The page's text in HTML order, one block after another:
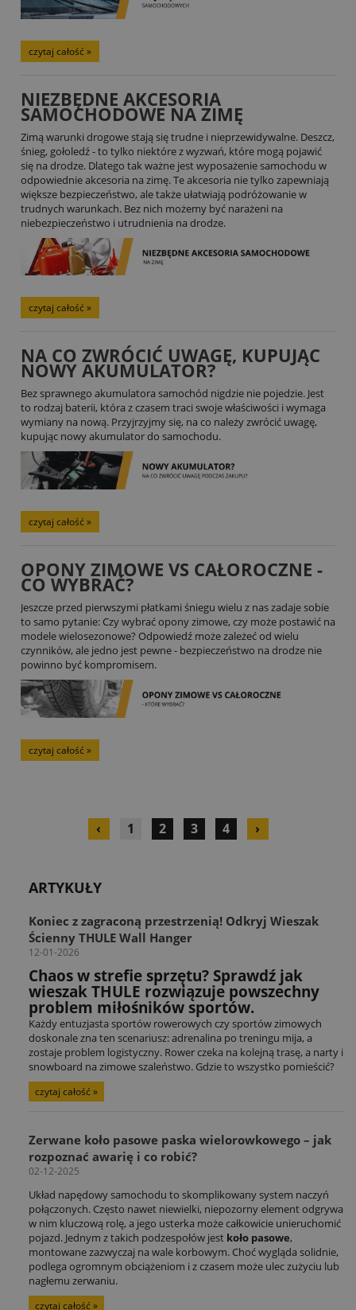
czytaj całość »
NIEZBĘDNE AKCESORIA
SAMOCHODOWE NA ZIMĘ
Zimą warunki drogowe stają się trudne i nieprzewidywalne. Deszcz,
śnieg, gołoledź - to tylko niektóre z wyzwań, które mogą pojawić
się na drodze. Dlatego tak ważne jest wyposażenie samochodu w
odpowiednie akcesoria na zimę. Te akcesoria nie tylko zapewniają
większe bezpieczeństwo, ale także ułatwiają podróżowanie w
trudnych warunkach. Bez nich możemy być narażeni na
niebezpieczeństwo i utrudnienia na drodze.
czytaj całość »
NA CO ZWRÓCIĆ UWAGĘ, KUPUJĄC
NOWY AKUMULATOR?
Bez sprawnego akumulatora samochód nigdzie nie pojedzie. Jest
to rodzaj baterii, która z czasem traci swoje właściwości i wymaga
wymiany na nową. Przyjrzyjmy się, na co należy zwrócić uwagę,
kupując nowy akumulator do samochodu.
czytaj całość »
OPONY ZIMOWE VS CAŁOROCZNE -
CO WYBRAĆ?
Jeszcze przed pierwszymi płatkami śniegu wielu z nas zadaje sobie
to samo pytanie: Czy wybrać opony zimowe, czy może postawić na
modele wielosezonowe? Odpowiedź może zależeć od wielu
czynników, ale jedno jest pewne - bezpieczeństwo na drodze nie
powinno być kompromisem.
czytaj całość »
‹ 1 2 3 4 ›
ARTYKUŁY
Koniec z zagraconą przestrzenią! Odkryj Wieszak
Ścienny THULE Wall Hanger
12-01-2026
Chaos w strefie sprzętu? Sprawdź jak
wieszak THULE rozwiązuje powszechny
problem miłośników sportów.
Każdy entuzjasta sportów rowerowych czy sportów zimowych
doskonale zna ten scenariusz: adrenalina po treningu mija, a
zostaje problem logistyczny. Rower czeka na kolejną trasę, a narty i
snowboard na zimowe szaleństwo. Gdzie to wszystko pomieścić?
czytaj całość »
Zerwane koło pasowe paska wielorowkowego – jak
rozpoznać awarię i co robić?
02-12-2025
Układ napędowy samochodu to skomplikowany system naczyń
połączonych. Często nawet niewielki, niepozorny element odgrywa
w nim kluczową rolę, a jego usterka może całkowicie unieruchomić
pojazd. Jednym z takich podzespołów jest koło pasowe,
montowane zazwyczaj na wale korbowym. Choć wygląda solidnie,
podlega ogromnym obciążeniom i z czasem może ulec zużyciu lub
nagłemu zerwaniu.
czytaj całość »